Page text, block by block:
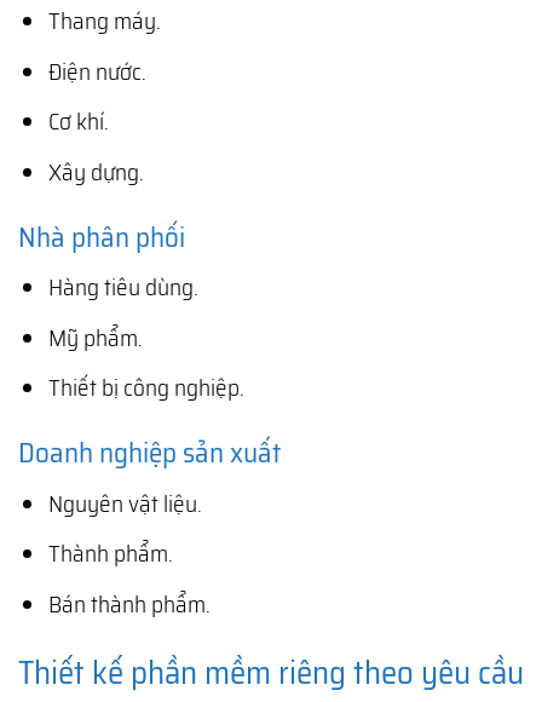
Thang máy.
Điện nước.
Cơ khí.
Xây dựng.
Nhà phân phối
Hàng tiêu dùng.
Mỹ phẩm.
Thiết bị công nghiệp.
Doanh nghiệp sản xuất
Nguyên vật liệu.
Thành phẩm.
Bán thành phẩm.
Thiết kế phần mềm riêng theo yêu cầu